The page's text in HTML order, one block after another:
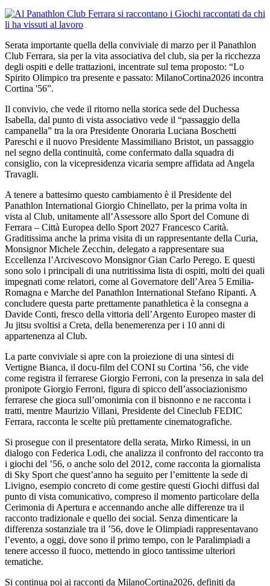
Serata importante quella della conviviale di marzo per il Panathlon
Club Ferrara, sia per la vita associativa del club, sia per la ricchezza
degli ospiti e delle trattazioni, incentrate sul tema proposto: “Lo
Spirito Olimpico tra presente e passato: MilanoCortina2026 incontra
Cortina '56”.
Il convivio, che vede il ritorno nella storica sede del Duchessa
Isabella, dal punto di vista associativo vede il “passaggio della
campanella” tra la ora Presidente Onoraria Luciana Boschetti
Pareschi e il nuovo Presidente Massimiliano Bristot, un passaggio
nel segno della continuità, come confermato dalla squadra di
consiglio, con la vicepresidenza vicaria sempre affidata ad Angela
Travagli.
A tenere a battesimo questo cambiamento è il Presidente del
Panathlon International Giorgio Chinellato, per la prima volta in
vista al Club, unitamente all’Assessore allo Sport del Comune di
Ferrara – Città Europea dello Sport 2027 Francesco Carità.
Graditissima anche la prima visita di un rappresentante della Curia,
Monsignor Michele Zecchin, delegato a rappresentare sua
Eccellenza l’Arcivescovo Monsignor Gian Carlo Perego. E questi
sono solo i principali di una nutritissima lista di ospiti, molti dei quali
impegnati come relatori, come al Governatore dell’Area 5 Emilia-
Romagna e Marche del Panathlon International Stefano Ripanti. A
concludere questa parte prettamente panathletica è la consegna a
Davide Conti, fresco della vittoria dell’Argento Europeo master di
Ju jitsu svoltisi a Creta, della benemerenza per i 10 anni di
appartenenza al Club.
La parte conviviale si apre con la proiezione di una sintesi di
Vertigne Bianca, il docu-film del CONI su Cortina ’56, che vide
come registra il ferrarese Giorgio Ferroni, con la presenza in sala del
pronipote Giorgio Ferroni, figura di spicco dell’associazionismo
ferrarese che gioca sull’omonimia con il bisnonno e ne racconta i
tratti, mentre Maurizio Villani, Presidente del Cineclub FEDIC
Ferrara, racconta le scelte più prettamente cinematografiche.
Si prosegue con il presentatore della serata, Mirko Rimessi, in un
dialogo con Federica Lodi, che analizza il confronto del racconto tra
i giochi del ’56, o anche solo del 2012, come racconta la giornalista
di Sky Sport che quest’anno ha seguito per l’emittente la sede di
Livigno, esempio concreto di come gestire questi Giochi diffusi dal
punto di vista comunicativo, compreso il momento particolare della
Cerimonia di Apertura e accennando anche alle differenze tra il
racconto tradizionale e quello dei social. Senza dimenticare la
differenza sostanziale tra il ’56, dove le Olimpiadi rappresentavano
l’evento, a oggi, dove sono il primo tempo, con le Paralimpiadi a
tenere accesso il fuoco, mettendo in gioco tantissime ulteriori
tematiche.
Si continua poi ai racconti da MilanoCortina2026, definiti da